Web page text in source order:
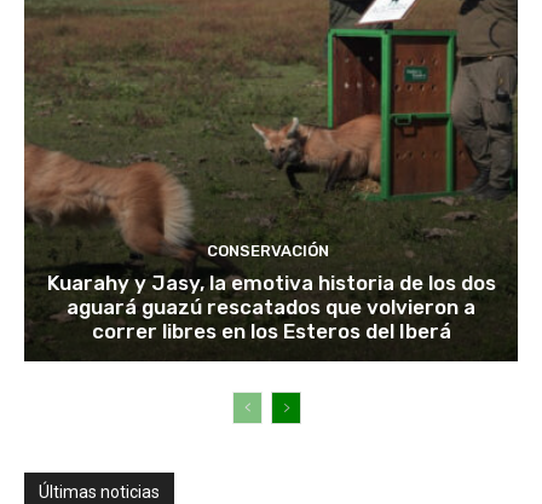
CONSERVACIÓN
Kuarahy y Jasy, la emotiva historia de los dos
aguará guazú rescatados que volvieron a
correr libres en los Esteros del Iberá
Últimas noticias